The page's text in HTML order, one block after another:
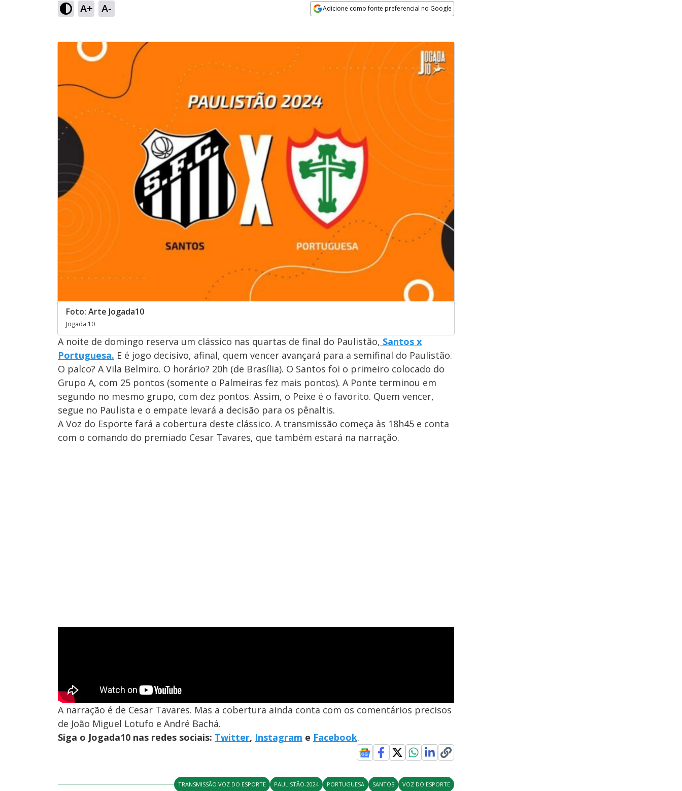
A+ A- Adicione como fonte preferencial no Google
Foto: Arte Jogada10
Jogada 10
A noite de domingo reserva um clássico nas quartas de final do Paulistão, Santos x
Portuguesa. E é jogo decisivo, afinal, quem vencer avançará para a semifinal do Paulistão.
O palco? A Vila Belmiro. O horário? 20h (de Brasília). O Santos foi o primeiro colocado do
Grupo A, com 25 pontos (somente o Palmeiras fez mais pontos). A Ponte terminou em
segundo no mesmo grupo, com dez pontos. Assim, o Peixe é o favorito. Quem vencer,
segue no Paulista e o empate levará a decisão para os pênaltis.
A Voz do Esporte fará a cobertura deste clássico. A transmissão começa às 18h45 e conta
com o comando do premiado Cesar Tavares, que também estará na narração.
A narração é de Cesar Tavares. Mas a cobertura ainda conta com os comentários precisos
de João Miguel Lotufo e André Bachá.
Siga o Jogada10 nas redes sociais: Twitter, Instagram e Facebook.
TRANSMISSÃO VOZ DO ESPORTE PAULISTÃO-2024 PORTUGUESA SANTOS VOZ DO ESPORTE